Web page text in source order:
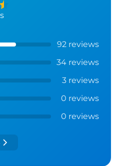
92 reviews
34 reviews
3 reviews
0 reviews
0 reviews